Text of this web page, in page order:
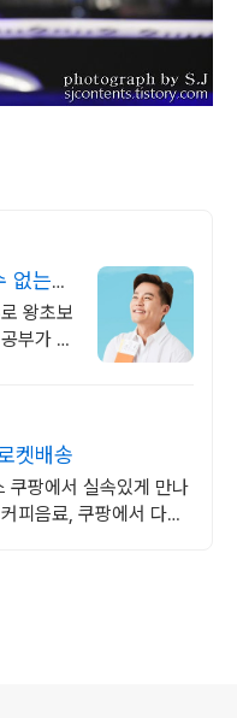
없는
왕초보
부가 돈
켓배송
쿠팡에서 실속있게 만나
피음료, 쿠팡에서 다양